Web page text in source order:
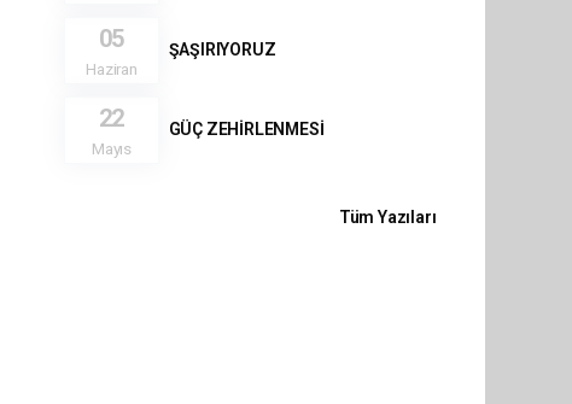
05
Haziran
ŞAŞIRIYORUZ
22
Mayıs
GÜÇ ZEHİRLENMESİ
Tüm Yazıları